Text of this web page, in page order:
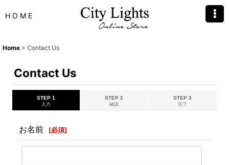
H O M E
Home > Contact Us
Contact Us
STEP 1
入力
STEP 2
確認
STEP 3
完了
お名前 [必須]